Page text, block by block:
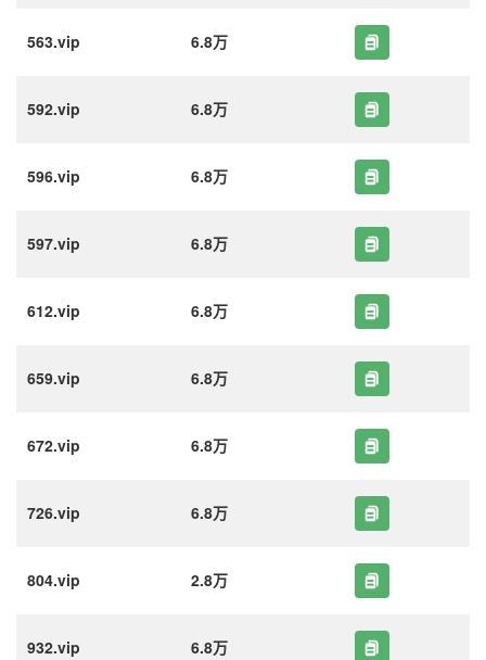
563.vip 6.8万
592.vip 6.8万
596.vip 6.8万
597.vip 6.8万
612.vip 6.8万
659.vip 6.8万
672.vip 6.8万
726.vip 6.8万
804.vip 2.8万
932.vip 6.8万